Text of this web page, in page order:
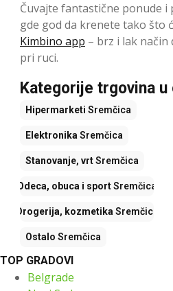
Čuvajte fantastične ponude i
gde god da krenete tako što
Kimbino app – brz i lak način
pri ruci.
Kategorije trgovina
Hipermarketi Sremčica
Elektronika Sremčica
Stanovanje, vrtSremčica
Odeca, obuca i sportSremčica
Drogerija, kozmetika Sremčica
Ostalo Sremčica
TOP GRADOVI
Belgrade